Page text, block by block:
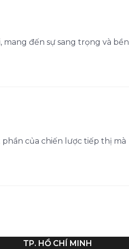
đến sự sang trọng và
của chiến lược tiếp thị mà
TP. HỒ CHÍ MINH